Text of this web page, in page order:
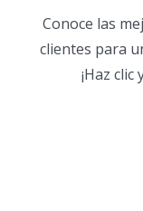
Conoce las
clientes para
¡Haz